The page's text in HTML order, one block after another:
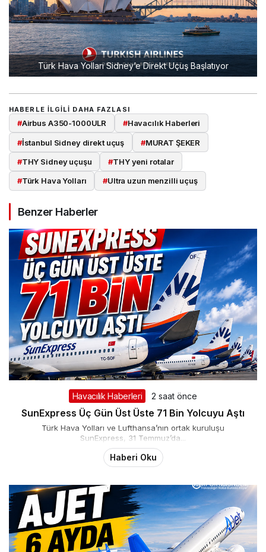
Türk Hava Yolları Sidney’e Direkt Uçuş Başlatıyor
HABERLE ILGILI DAHA FAZLASI
#Airbus A350-1000ULR #Havacılık Haberleri
#İstanbul Sidney direkt uçuş #MURAT ŞEKER
#THY Sidney uçuşu #THY yeni rotalar
#Türk Hava Yolları #Ultra uzun menzilli uçuş
Benzer Haberler
Havacılık Haberleri 2 saat önce
SunExpress Üç Gün Üst Üste 71 Bin Yolcuyu Aştı
Türk Hava Yolları ve Lufthansa’nın ortak kuruluşu
SunExpress, 31 Temmuz’da...
Haberi Oku